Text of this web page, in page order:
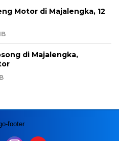
Motor di Majalengka, 12
di Majalengka,